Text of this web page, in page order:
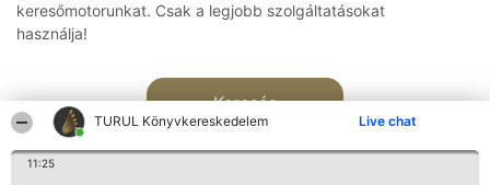
TURUL Könyvkereskedelem Live chat
11:25
keresőmotorunkat. Csak a legjobb szolgáltatásokat
használja!
Keresés